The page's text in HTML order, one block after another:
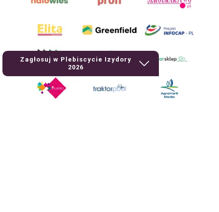
Zagłosuj w Plebiscycie Izydory
2026